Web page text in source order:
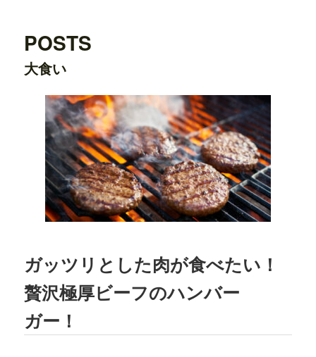
2024.07.22
7/24から7/29まで、大阪タカシマヤに、T
でOPENします。
2024.03.20
横浜ワールドポーターズ店がプレオープ
ンしました。
2023.08.09
日之出出版「Fine 2023年9月号」にて、テ
ディーズビガーバーガー原宿表参道店が
2023.08.02
TBSテレビ「ラヴィット!」
にて、TEDD
Y'S BIGGER BURGERS表参道店の「ギ
た。
POSTS
大食い
ガッツリとした肉が食べたい！
贅沢極厚ビーフのハンバー
ガー！